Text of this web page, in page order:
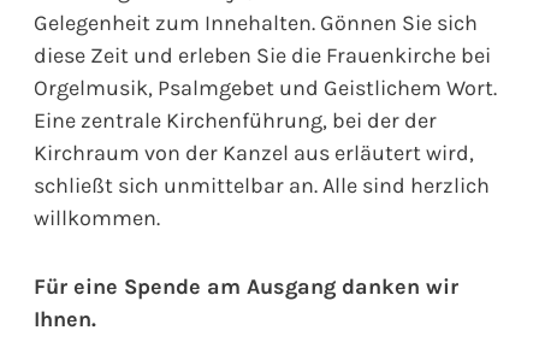
Gelegenheit zum Innehalten. Gönnen Sie sich
diese Zeit und erleben Sie die Frauenkirche bei
Orgelmusik, Psalmgebet und Geistlichem Wort.
Eine zentrale Kirchenführung, bei der der
Kirchraum von der Kanzel aus erläutert wird,
schließt sich unmittelbar an. Alle sind herzlich
willkommen.
Für eine Spende am Ausgang danken wir
Ihnen.